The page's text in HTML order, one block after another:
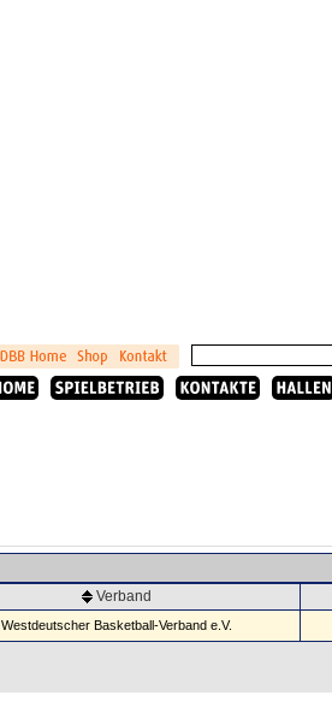
Verband
Westdeutscher Basketball-Verband e.V.